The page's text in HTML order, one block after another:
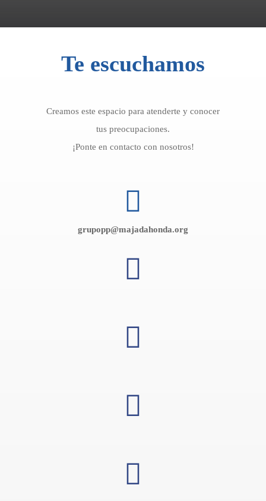
Te escuchamos
Creamos este espacio para atenderte y conocer
tus preocupaciones.
¡Ponte en contacto con nosotros!
grupopp@majadahonda.org